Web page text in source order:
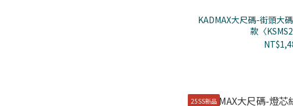
KADMAX大尺碼-街頭大
款〈
25SS新品